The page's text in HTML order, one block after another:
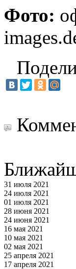
Фото:
31 июля 2021
24 июля 2021
01 июля 2021
28 июня 2021
24 июня 2021
16 мая 2021
10 мая 2021
02 мая 2021
25 апреля 2021
17 апреля 2021